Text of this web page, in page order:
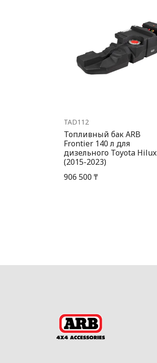
TAD112
Топливный бак ARB
Frontier 140 л для
дизельного Toyota Hilux
(2015-2023)
906 500 ₸